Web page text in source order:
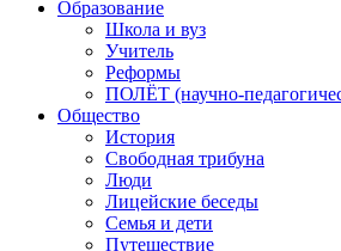
Образование
Школа и вуз
Учитель
Реформы
ПОЛЁТ (научно-
Общество
История
Свободная трибуна
Люди
Лицейские беседы
Семья и дети
Путешествие